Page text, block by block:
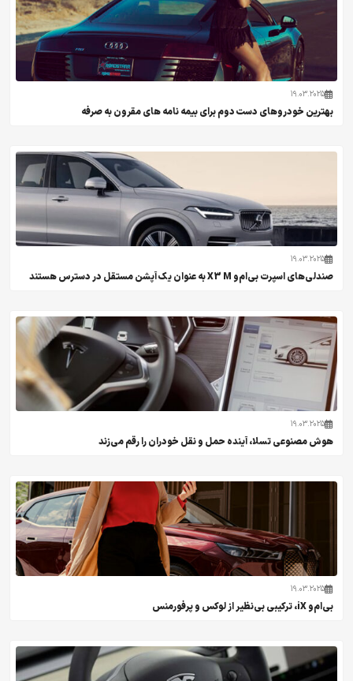
19.03.2025
بهترین خودروهای دست دوم برای بیمه نامه های مقرون به صرفه
19.03.2025
صندلی‌های اسپرت بی‌ام‌و X3 M به عنوان یک آپشن مستقل در دسترس هستند
19.03.2025
هوش مصنوعی تسلا، آینده حمل و نقل خودران را رقم می‌زند
19.03.2025
بی‌ام‌و iX، ترکیبی بی‌نظیر از لوکس و پرفورمنس